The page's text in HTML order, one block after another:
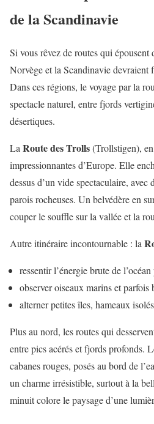
de la Scandinavie
Si vous rêvez de routes qui épousent
Norvège et la Scandinavie devraient
Dans ces régions, le voyage par la
spectacle naturel, entre fjords
désertiques.
La Route des Trolls(Trollstigen),
impressionnantes d’Europe. Elle
dessus d’un vide spectaculaire, avec
parois rocheuses. Un belvédère en
couper le souffle sur la vallée et la
Autre itinéraire incontournable : la
ressentir l’énergie brute de
observer oiseaux marins et parfois
alterner petites îles, hameaux
Plus au nord, les routes qui
entre pics acérés et fjords profonds.
cabanes rouges, posés au bord de
un charme irrésistible, surtout à la
minuit colore le paysage d’une